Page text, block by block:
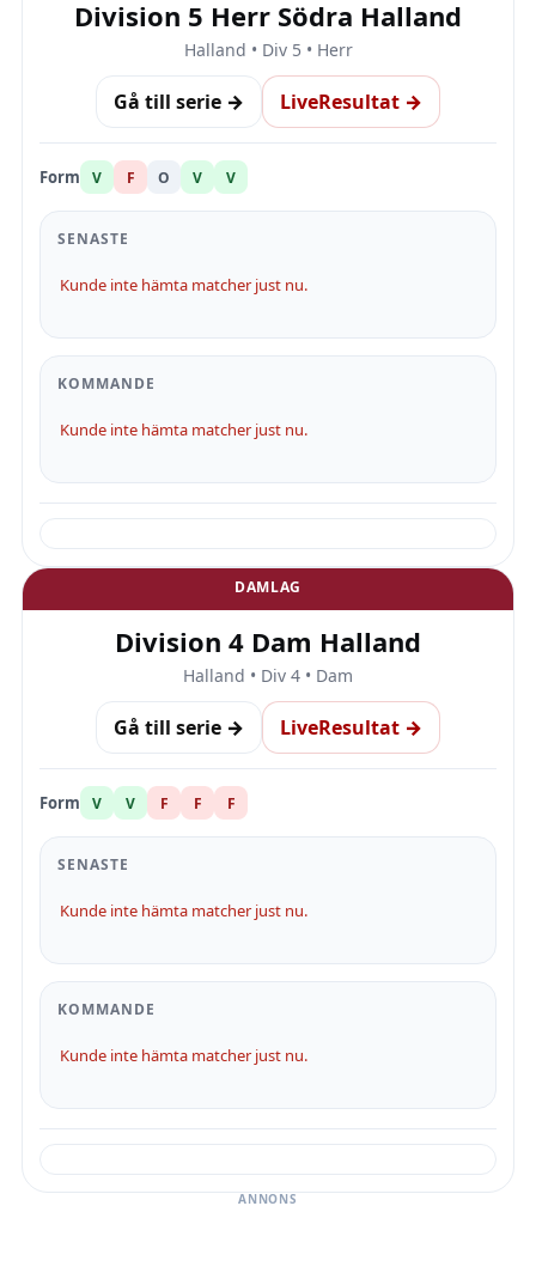
Division 5 Herr Södra Halland
Halland • Div 5 • Herr
Gå till serie → LiveResultat →
Form V F O V V
SENASTE
Kunde inte hämta matcher just nu.
KOMMANDE
Kunde inte hämta matcher just nu.
DAMLAG
Division 4 Dam Halland
Halland • Div 4 • Dam
Gå till serie → LiveResultat →
Form V V F F F
SENASTE
Kunde inte hämta matcher just nu.
KOMMANDE
Kunde inte hämta matcher just nu.
ANNONS